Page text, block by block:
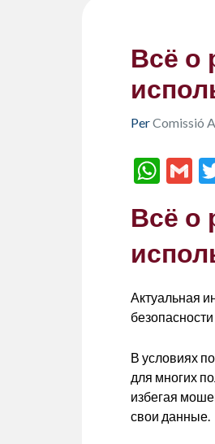
Всё о
PerComissió
W
at
s
p
p
G
ai
l
Всё о
Актуальная
В условиях
для многих
избегая
свои данные.